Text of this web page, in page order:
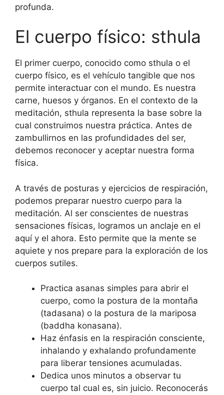
profunda.
El cuerpo físico: sthula
El primer cuerpo, conocido como sthula o el
cuerpo físico, es el vehículo tangible que nos
permite interactuar con el mundo. Es nuestra
carne, huesos y órganos. En el contexto de la
meditación, sthula representa la base sobre la
cual construimos nuestra práctica. Antes de
zambullirnos en las profundidades del ser,
debemos reconocer y aceptar nuestra forma
física.
A través de posturas y ejercicios de respiración,
podemos preparar nuestro cuerpo para la
meditación. Al ser conscientes de nuestras
sensaciones físicas, logramos un anclaje en el
aquí y el ahora. Esto permite que la mente se
aquiete y nos prepare para la exploración de los
cuerpos sutiles.
Practica asanas simples para abrir el
cuerpo, como la postura de la montaña
(tadasana) o la postura de la mariposa
(baddha konasana).
Haz énfasis en la respiración consciente,
inhalando y exhalando profundamente
para liberar tensiones acumuladas.
Dedica unos minutos a observar tu
cuerpo tal cual es, sin juicio. Reconocerás